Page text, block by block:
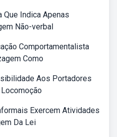
Que Indica Apenas
Não-verbal
Comportamentalista
Como
Aos Portadores
Exercem Atividades
Da Lei